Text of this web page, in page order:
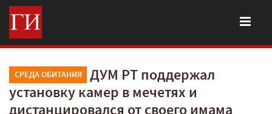
СРЕДА ОБИТАНИЯ
ДУМ РТ поддержал
установку камер в мечетях и
дистанцировался от своего имама